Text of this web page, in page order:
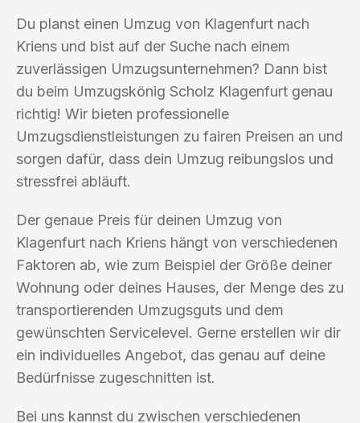
Du planst einen Umzug von Klagenfurt nach
Kriens und bist auf der Suche nach einem
zuverlässigen Umzugsunternehmen? Dann bist
du beim Umzugskönig Scholz Klagenfurt genau
richtig! Wir bieten professionelle
Umzugsdienstleistungen zu fairen Preisen an und
sorgen dafür, dass dein Umzug reibungslos und
stressfrei abläuft.
Der genaue Preis für deinen Umzug von
Klagenfurt nach Kriens hängt von verschiedenen
Faktoren ab, wie zum Beispiel der Größe deiner
Wohnung oder deines Hauses, der Menge des zu
transportierenden Umzugsguts und dem
gewünschten Servicelevel. Gerne erstellen wir dir
ein individuelles Angebot, das genau auf deine
Bedürfnisse zugeschnitten ist.
Bei uns kannst du zwischen verschiedenen